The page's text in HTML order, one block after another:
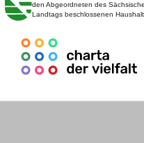
den Abgeordneten des
Landtags beschlossenen